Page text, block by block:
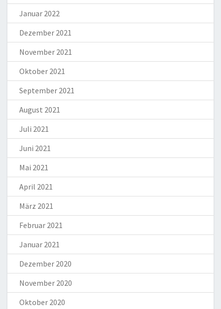
Januar 2022
Dezember 2021
November 2021
Oktober 2021
September 2021
August 2021
Juli 2021
Juni 2021
Mai 2021
April 2021
März 2021
Februar 2021
Januar 2021
Dezember 2020
November 2020
Oktober 2020